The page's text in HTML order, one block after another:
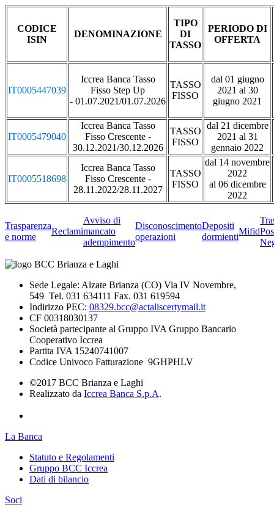
CODICE
ISIN
DENOMINAZIONE
TIPO
DI
TASSO
PERIODO DI
OFFERTA
IT0005447039
Iccrea Banca Tasso
Fisso Step Up
- 01.07.2021/01.07.2026
TASSO
FISSO
dal 01 giugno
2021 al 30
giugno 2021
IT0005479040
Iccrea Banca Tasso
Fisso Crescente -
30.12.2021/30.12.2026
TASSO
FISSO
dal 21 dicembre
2021 al 31
gennaio 2022
IT0005518698
Iccrea Banca Tasso
Fisso Crescente -
28.11.2022/28.11.2027
TASSO
FISSO
dal 14 novembre
2022
al 06 dicembre
2022
Trasparenza
e norme
Reclami
Avviso di
mancato
adempimento
Disconoscimento
operazioni
Depositi
dormienti
Mifid
Sede Legale: Alzate Brianza (CO) Via IV Novembre,
549 Tel. 031 634111 Fax. 031 619594
Indirizzo PEC: 08329.bcc@actaliscertymail.it
CF 00318030137
Società partecipante al Gruppo IVA Gruppo Bancario
Cooperativo Iccrea
Partita IVA 15240741007
Codice Univoco Fatturazione 9GHPHLV
©2017 BCC Brianza e Laghi
Realizzato da Iccrea Banca S.p.A.
La Banca
Statuto e Regolamenti
Gruppo BCC Iccrea
Dati di bilancio
Soci